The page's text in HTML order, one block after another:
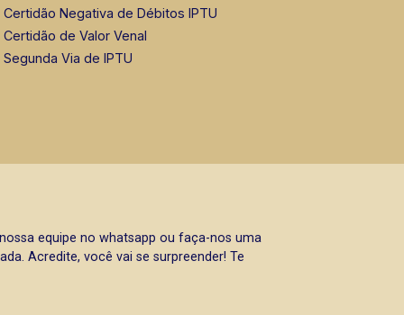
Certidão Negativa de Débitos IPTU
Certidão de Valor Venal
Segunda Via de IPTU
equipe no whatsapp ou faça-nos uma
Acredite, você vai se surpreender! Te